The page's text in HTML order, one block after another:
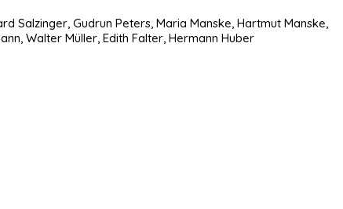
Salzinger, Gudrun Peters, Maria Manske, Hartmut Manske,
Walter Müller, Edith Falter, Hermann Huber